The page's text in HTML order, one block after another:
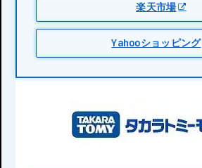
楽天市場
Yahooショッピング